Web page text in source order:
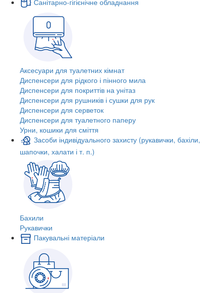
Аксесуари для туалетних кімнат
Диспенсери для рідкого і пінного мила
Диспенсери для покриттів на унітаз
Диспенсери для рушників і сушки для рук
Диспенсери для серветок
Диспенсери для туалетного паперу
Урни, кошики для сміття
Засоби індивідуального захисту (рукавички, бахіли,
шапочки, халати і т. п.)
Бахили
Рукавички
Пакувальні матеріали